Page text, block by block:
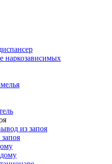
наркозависимых
из запоя